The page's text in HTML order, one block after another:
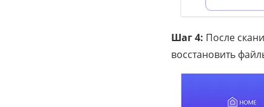
Шаг 4: После
восстановить